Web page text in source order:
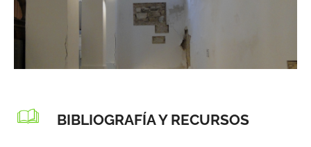
Imágenes: FUNCI y Santiago López-Pastor
BIBLIOGRAFÍA Y RECURSOS